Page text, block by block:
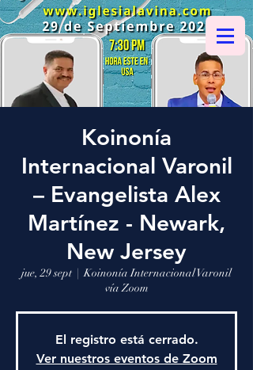
Koinonía
Internacional Varonil
– Evangelista Alex
Martínez - Newark,
New Jersey
jue, 29 sept
  |
Koinonía Internacional Varonil
vía Zoom
El registro está cerrado.
Ver nuestros eventos de Zoom